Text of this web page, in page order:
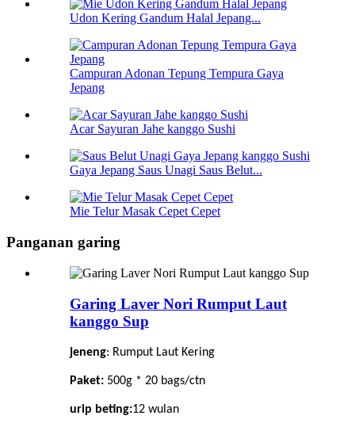
Udon Kering Gandum Halal Jepang...
Campuran Adonan Tepung Tempura Gaya
Jepang
Acar Sayuran Jahe kanggo Sushi
Gaya Jepang Saus Unagi Saus Belut...
Mie Telur Masak Cepet Cepet
Panganan garing
Garing Laver Nori Rumput Laut
kanggo Sup
jeneng: Rumput Laut Kering
Paket: 500g * 20 bags/ctn
urip beting:12 wulan